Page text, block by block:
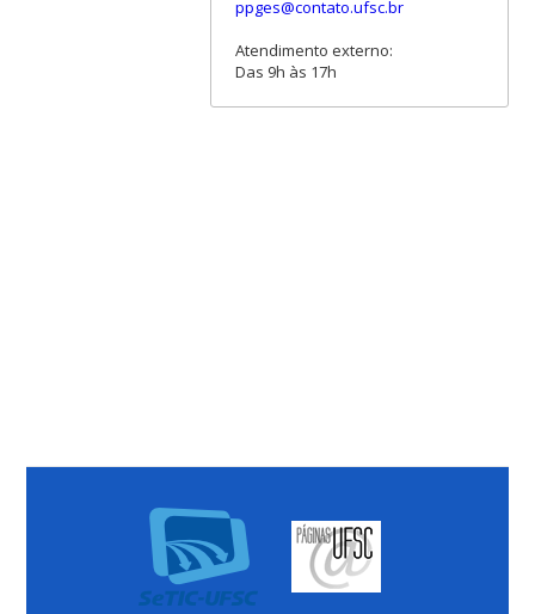
ppges@contato.ufsc.br
Atendimento externo:
Das 9h às 17h